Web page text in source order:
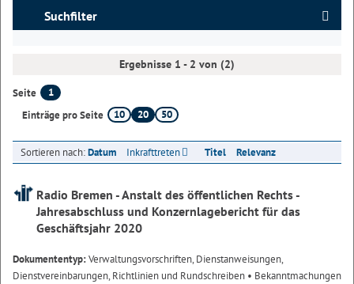
Suchfilter
Ergebnisse 1 - 2 von (2)
Seite
1
Einträge pro Seite
10 20 50
Sortieren nach:Datum Inkrafttreten Titel Relevanz
Radio Bremen - Anstalt des öffentlichen Rechts -
Jahresabschluss und Konzernlagebericht für das
Geschäftsjahr 2020
Dokumententyp:Verwaltungsvorschriften, Dienstanweisungen,
Dienstvereinbarungen, Richtlinien und Rundschreiben • Bekanntmachungen